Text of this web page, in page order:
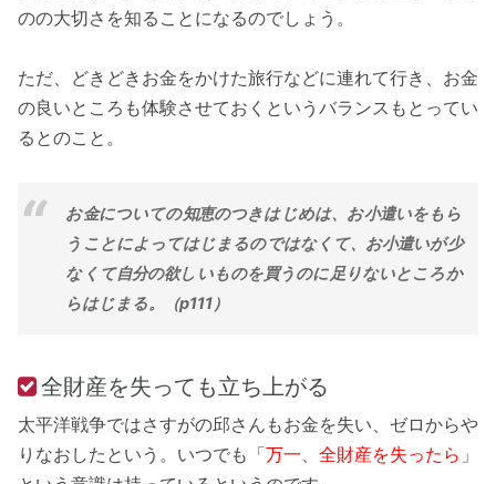
のの大切さを知ることになるのでしょう。
ただ、どきどきお金をかけた旅行などに連れて行き、お金
の良いところも体験させておくというバランスもとってい
るとのこと。
お金についての知恵のつきはじめは、お小遣いをもら
うことによってはじまるのではなくて、お小遣いが少
なくて自分の欲しいものを買うのに足りないところか
らはじまる。（p111）
全財産を失っても立ち上がる
太平洋戦争ではさすがの邱さんもお金を失い、ゼロからや
りなおしたという。いつでも「万一、全財産を失ったら 」